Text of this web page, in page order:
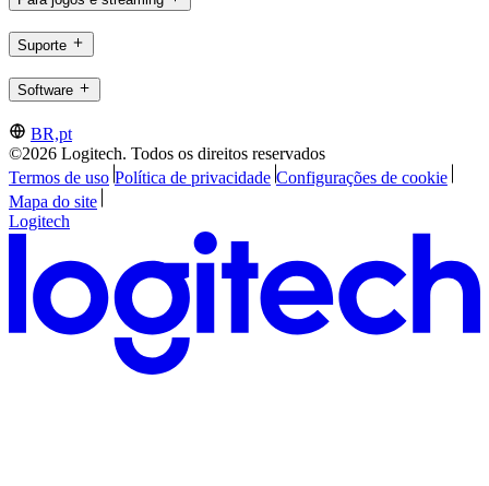
Suporte
Software
BR,pt
©2026 Logitech. Todos os direitos reservados
Termos de uso Política de privacidade Configurações de cookie
Mapa do site
Logitech